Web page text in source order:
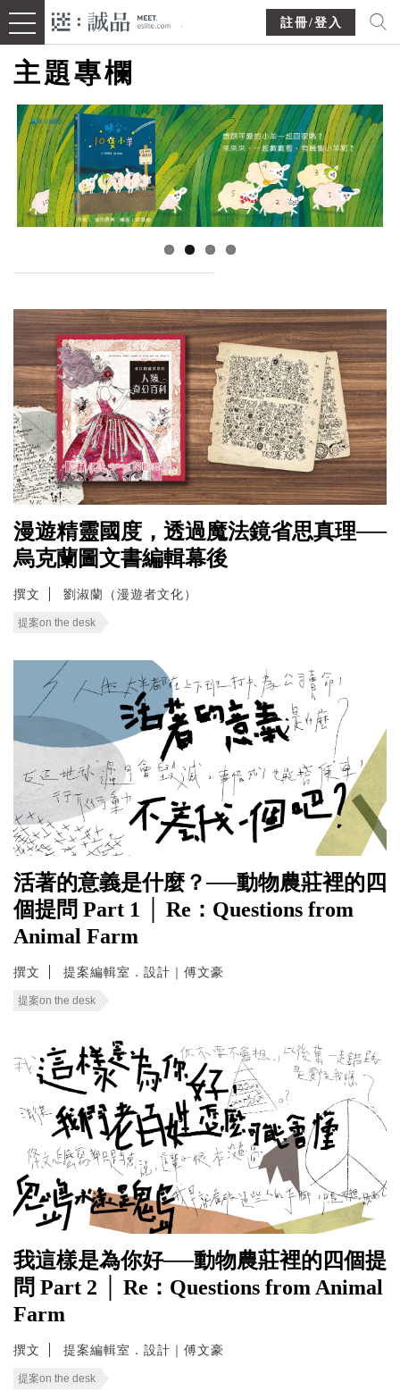
註冊/登入
主題專欄
漫遊精靈國度，透過魔法鏡省思真理──
烏克蘭圖文書編輯幕後
撰文 劉淑蘭（漫遊者文化）
提案on the desk
活著的意義是什麼？──動物農莊裡的四
個提問 Part 1 │ Re：Questions from
Animal Farm
撰文 提案編輯室．設計｜傅文豪
提案on the desk
我這樣是為你好──動物農莊裡的四個提
問 Part 2 │ Re：Questions from Animal
Farm
撰文 提案編輯室．設計｜傅文豪
提案on the desk